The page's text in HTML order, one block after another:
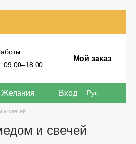
09:00–18:00
Мой заказ
Желания Вход Рус
и свечей
и свечей